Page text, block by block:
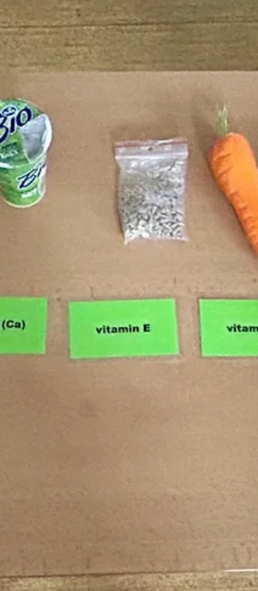
Ve čtvrtek 13. března se v tělocvičně ZŠ
Moravská konalo Městské kolo ve volejbalu
dívek. Turnaje se zúčastnilo 7 škol, které byly...